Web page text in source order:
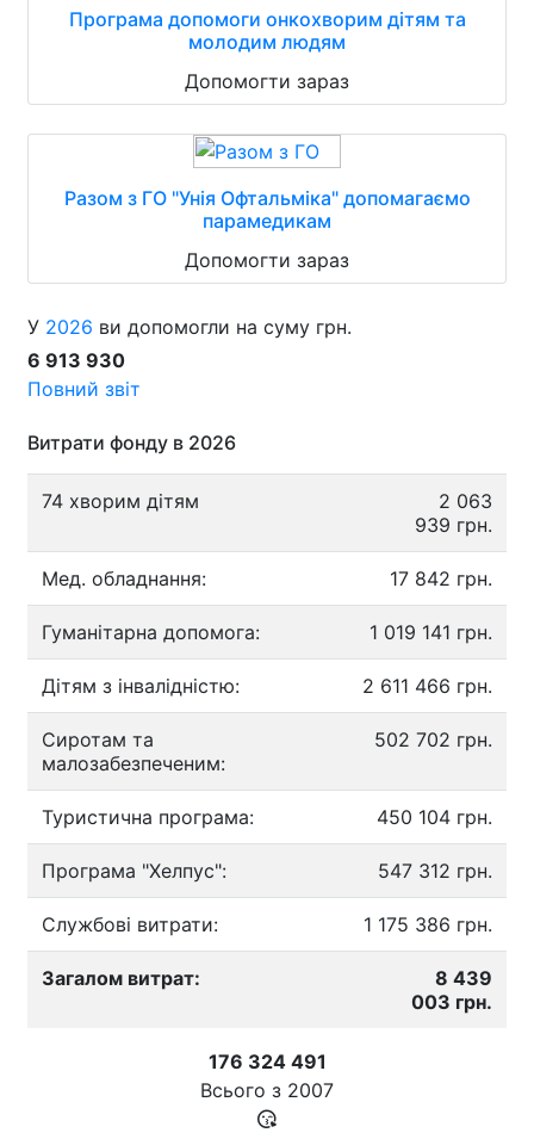
Програма допомоги онкохворим дітям та
молодим людям
Допомогти зараз
Разом з ГО "Унія Офтальміка" допомагаємо
парамедикам
Допомогти зараз
У 2026 ви допомогли на суму грн.
6 913 930
Повний звіт
Витрати фонду в 2026
74 хворим дітям
2 063
939 грн.
Мед. обладнання: 17 842 грн.
Гуманітарна допомога: 1 019 141 грн.
Дітям з інвалідністю: 2 611 466 грн.
Сиротам та
малозабезпеченим:
502 702 грн.
Туристична програма: 450 104 грн.
Програма "Хелпус": 547 312 грн.
Службові витрати: 1 175 386 грн.
Загалом витрат:
8 439
003 грн.
176 324 491
Всього з 2007